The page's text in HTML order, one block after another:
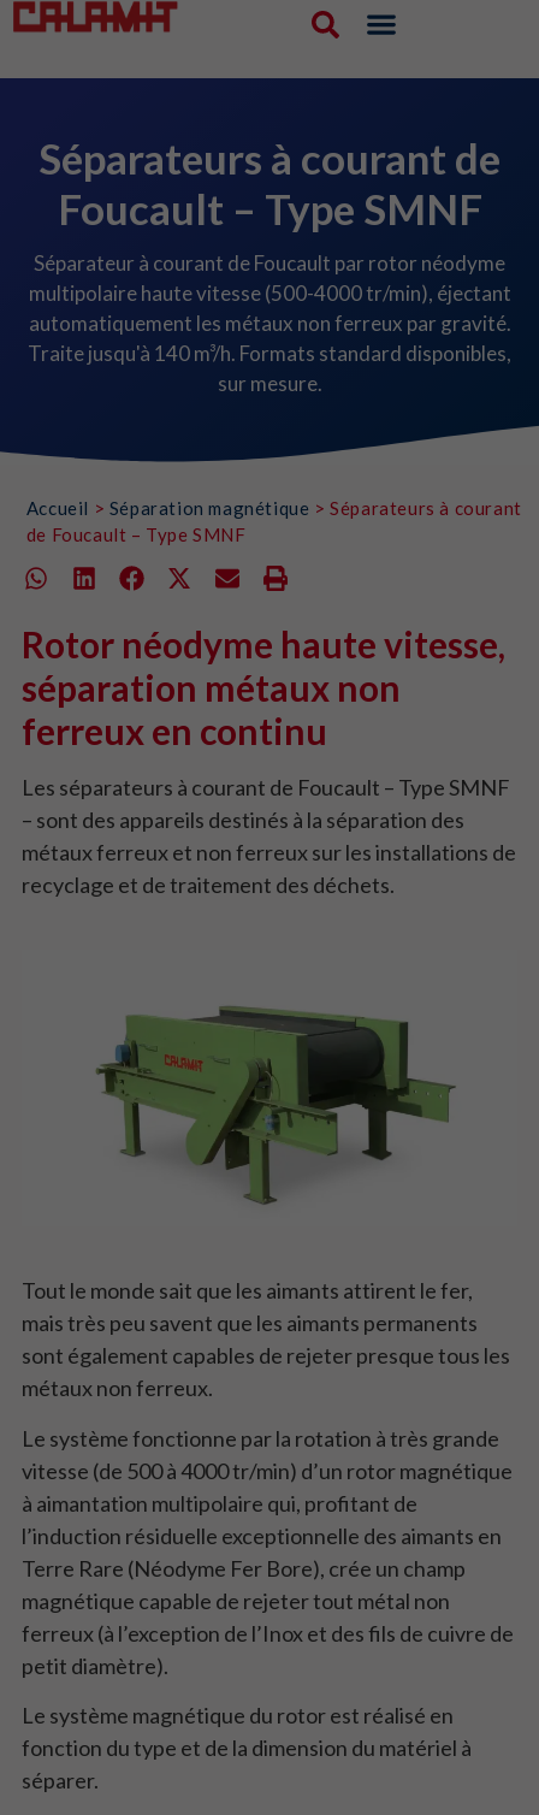
Séparateurs à courant de
Foucault – Type SMNF
Séparateur à courant de Foucault par rotor néodyme
multipolaire haute vitesse (500-4000 tr/min), éjectant
automatiquement les métaux non ferreux par gravité.
Traite jusqu'à 140 m³/h. Formats standard disponibles,
sur mesure.
Accueil > Séparation magnétique >Séparateurs à courant
de Foucault – Type SMNF
Rotor néodyme haute vitesse,
séparation métaux non
ferreux en continu
Les séparateurs à courant de Foucault – Type SMNF
– sont des appareils destinés à la séparation des
métaux ferreux et non ferreux sur les installations de
recyclage et de traitement des déchets.
Tout le monde sait que les aimants attirent le fer,
mais très peu savent que les aimants permanents
sont également capables de rejeter presque tous les
métaux non ferreux.
Le système fonctionne par la rotation à très grande
vitesse (de 500 à 4000 tr/min) d’un rotor magnétique
à aimantation multipolaire qui, profitant de
l’induction résiduelle exceptionnelle des aimants en
Terre Rare (Néodyme Fer Bore), crée un champ
magnétique capable de rejeter tout métal non
ferreux (à l’exception de l’Inox et des fils de cuivre de
petit diamètre).
Le système magnétique du rotor est réalisé en
fonction du type et de la dimension du matériel à
séparer.